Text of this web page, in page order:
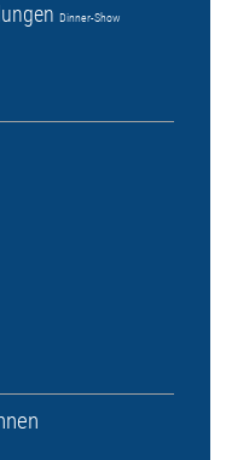
Dinner-Show